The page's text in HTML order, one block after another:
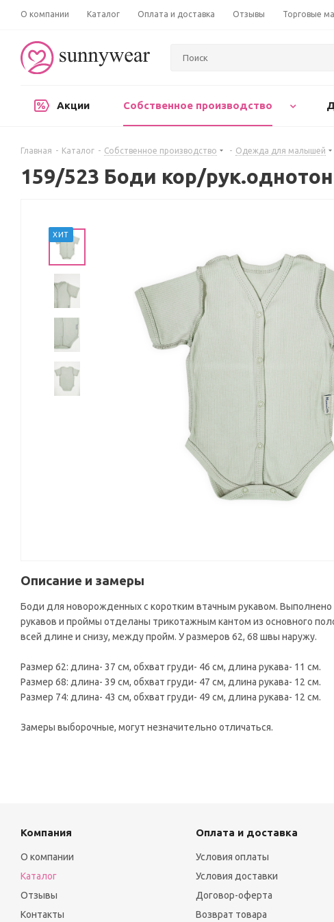
О компании Каталог Оплата и доставка Отзывы Торговые
Акции Собственное производство
Главная - Каталог - Собственное производство - Одежда для малышей
159/523 Боди кор/
ХИТ
Описание и замеры
Боди для новорожденных с коротким втачным рукавом. Выполнено
рукавов и проймы отделаны трикотажным кантом из основного
всей длине и снизу, между пройм. У размеров 62, 68 швы наружу.
Размер 62: длина- 37 см, обхват груди- 46 см, длина рукава- 11 см.
Размер 68: длина- 39 см, обхват груди- 47 см, длина рукава- 12 см.
Размер 74: длина- 43 см, обхват груди- 49 см, длина рукава- 12 см.
Замеры выборочные, могут незначительно отличаться.
Компания
О компании
Каталог
Отзывы
Контакты
Оплата и доставка
Условия оплаты
Условия доставки
Договор-оферта
Возврат товара